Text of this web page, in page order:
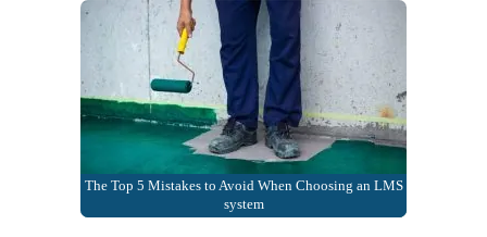
The Top 5 Mistakes to Avoid When Choosing an LMS
system